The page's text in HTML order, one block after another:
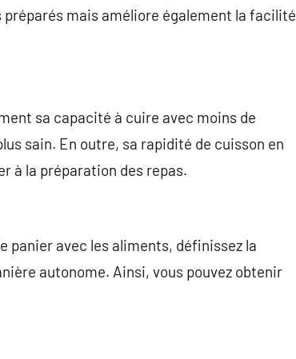
mais améliore également la facilité
sa capacité à cuire avec moins de
sain. En outre, sa rapidité de cuisson en
à la préparation des repas.
panier avec les aliments, définissez la
autonome. Ainsi, vous pouvez obtenir